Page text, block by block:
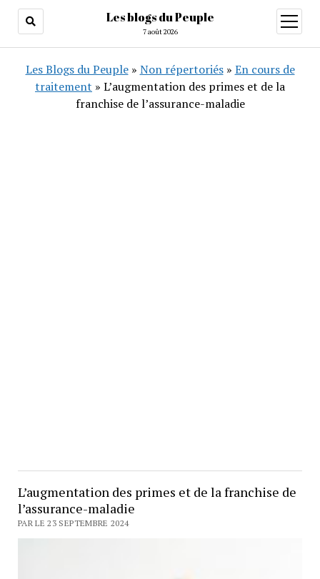
Les blogs du Peuple
7 août 2026
ouvrir
menu
Les Blogs du Peuple» Non répertoriés» En cours de
traitement » L’augmentation des primes et de la
franchise de l’assurance-maladie
L’augmentation des primes et de la franchise de
l’assurance-maladie
PAR LE 23 SEPTEMBRE 2024